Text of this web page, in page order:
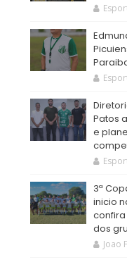
Patos
e
3ª
inicio
dos
Joao